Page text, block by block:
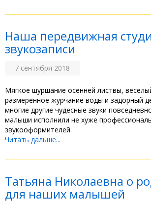
Наша передвижная
звукозаписи
7 сентября 2018
Мягкое шуршание осенней листвы,
размеренное журчание воды и задорный
многие другие чудесные звуки
малыши исполнили не хуже
звукооформителей.
Читать дальше...
Татьяна Николаевна о
для наших малышей